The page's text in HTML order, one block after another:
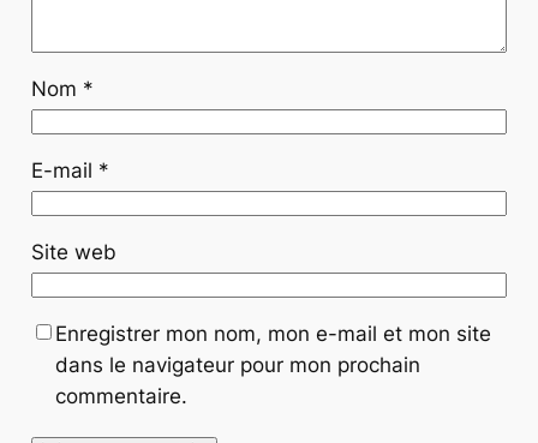
Nom *
E-mail *
Site web
Enregistrer mon nom, mon e-mail et mon site
dans le navigateur pour mon prochain
commentaire.